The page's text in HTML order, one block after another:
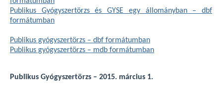
Publikus Gyógyszertörzs és GYSE egy állományban – dbf
formátumban
Publikus gyógyszertörzs – dbf formátumban
Publikus gyógyszertörzs – mdb formátumban
Publikus Gyógyszertörzs – 2015. március 1.